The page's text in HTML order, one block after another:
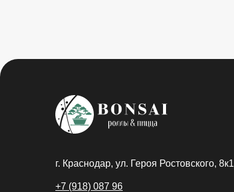
+7 (918) 087 96
г. Краснодар, ул. Героя Ростовского, 8к1